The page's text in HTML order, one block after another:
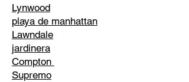
Lynwood
playa de manhattan
Lawndale
jardinera
Compton
Supremo